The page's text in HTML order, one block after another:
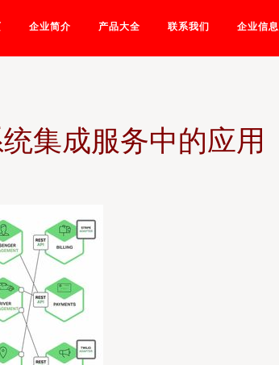
企业简介 产品大全 联系我们 企业信息
集成服务中的应用